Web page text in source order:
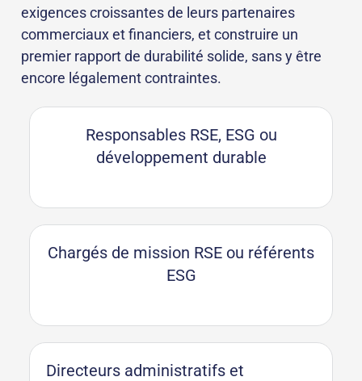
exigences croissantes de leurs partenaires
commerciaux et financiers, et construire un
premier rapport de durabilité solide, sans y être
encore légalement contraintes.
Responsables RSE, ESG ou
développement durable
Chargés de mission RSE ou référents
ESG
Directeurs administratifs et